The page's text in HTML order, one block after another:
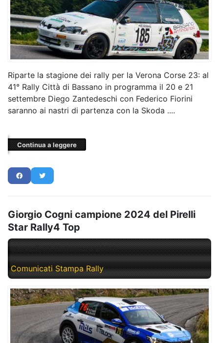
Riparte la stagione dei rally per la Verona Corse 23: al
41° Rally Città di Bassano in programma il 20 e 21
settembre Diego Zantedeschi con Federico Fiorini
saranno ai nastri di partenza con la Skoda ....
Continua a leggere
Giorgio Cogni campione 2024 del Pirelli
Star Rally4 Top
Martedì, 17 Settembre 2024
Comunicati Stampa Rally